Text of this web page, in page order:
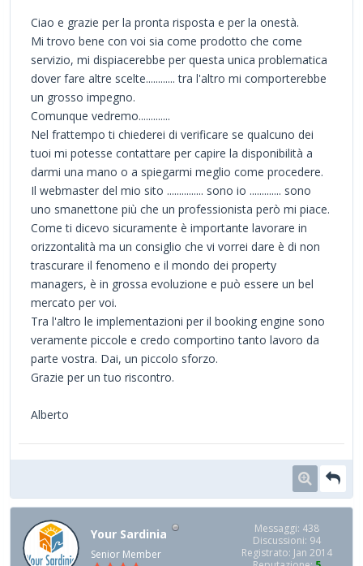
Ciao e grazie per la pronta risposta e per la onestà.
Mi trovo bene con voi sia come prodotto che come
servizio, mi dispiacerebbe per questa unica problematica
dover fare altre scelte............ tra l'altro mi comporterebbe
un grosso impegno.
Comunque vedremo.............
Nel frattempo ti chiederei di verificare se qualcuno dei
tuoi mi potesse contattare per capire la disponibilità a
darmi una mano o a spiegarmi meglio come procedere.
Il webmaster del mio sito ............... sono io ............. sono
uno smanettone più che un professionista però mi piace.
Come ti dicevo sicuramente è importante lavorare in
orizzontalità ma un consiglio che vi vorrei dare è di non
trascurare il fenomeno e il mondo dei property
managers, è in grossa evoluzione e può essere un bel
mercato per voi.
Tra l'altro le implementazioni per il booking engine sono
veramente piccole e credo comportino tanto lavoro da
parte vostra. Dai, un piccolo sforzo.
Grazie per un tuo riscontro.
Alberto
Your Sardinia
Senior Member
Messaggi: 438
Discussioni: 94
Registrato: Jan 2014